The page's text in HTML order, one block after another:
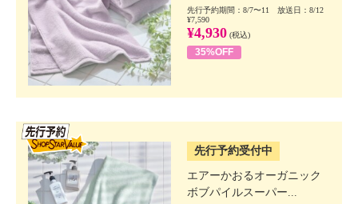
先行予約期間：8/7〜11 放送日：8/12
¥7,590
¥4,930 (税込)
35%OFF
先行予約受付中
エアーかおるオーガニック
ボブパイルスーパー...